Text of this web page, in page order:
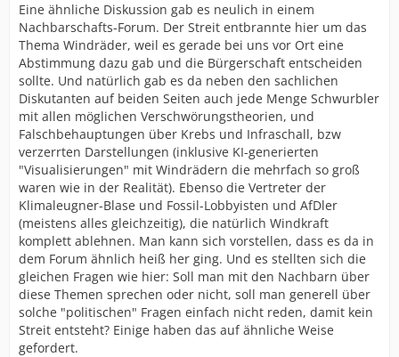
Eine ähnliche Diskussion gab es neulich in einem
Nachbarschafts-Forum. Der Streit entbrannte hier um das
Thema Windräder, weil es gerade bei uns vor Ort eine
Abstimmung dazu gab und die Bürgerschaft entscheiden
sollte. Und natürlich gab es da neben den sachlichen
Diskutanten auf beiden Seiten auch jede Menge Schwurbler
mit allen möglichen Verschwörungstheorien, und
Falschbehauptungen über Krebs und Infraschall, bzw
verzerrten Darstellungen (inklusive KI-generierten
"Visualisierungen" mit Windrädern die mehrfach so groß
waren wie in der Realität). Ebenso die Vertreter der
Klimaleugner-Blase und Fossil-Lobbyisten und AfDler
(meistens alles gleichzeitig), die natürlich Windkraft
komplett ablehnen. Man kann sich vorstellen, dass es da in
dem Forum ähnlich heiß her ging. Und es stellten sich die
gleichen Fragen wie hier: Soll man mit den Nachbarn über
diese Themen sprechen oder nicht, soll man generell über
solche "politischen" Fragen einfach nicht reden, damit kein
Streit entsteht? Einige haben das auf ähnliche Weise
gefordert.